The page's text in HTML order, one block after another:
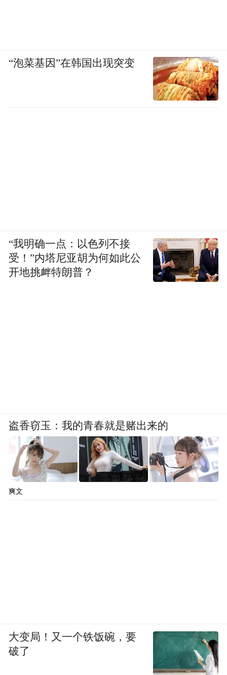
王平 江苏省中国画学会副会长
“泡菜基因”在韩国出现突变
“我明确一点：以色列不接
受！”内塔尼亚胡为何如此公
开地挑衅特朗普？
盗香窃玉：我的青春就是赌出来的
爽文
大变局！又一个铁饭碗，要
破了